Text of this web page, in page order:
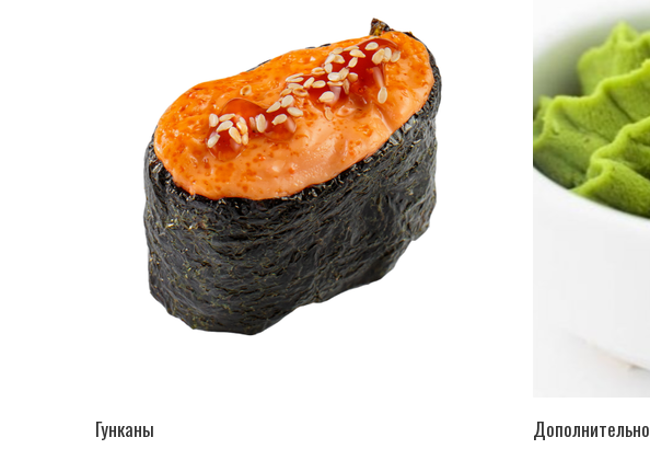
Гунканы Дополнительно